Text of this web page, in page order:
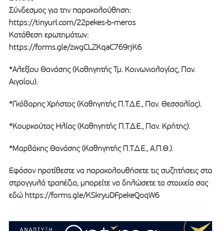
Σύνδεσμος για την παρακολούθηση:
https://tinyurl.com/22pekes-b-meros
Κατάθεση ερωτημάτων:
https://forms.gle/zwgCLZKqaC769rjK6
*Αλεξίου Θανάσης (Καθηγητής Τμ. Κοινωνιολογίας, Παν.
Αιγαίου).
*Γκόβαρης Χρήστος (Καθηγητής Π.Τ.Δ.Ε., Παν. Θεσσαλίας).
*Κουρκούτας Ηλίας (Καθηγητής Π.Τ.Δ.Ε., Παν. Κρήτης).
*Μαρβάκης Θανάσης (Καθηγητής Π.Τ.Δ.Ε., Α.Π.Θ.).
Εφόσον προτίθεστε να παρακολουθήσετε τις συζητήσεις στα
στρογγυλά τραπέζια, μπορείτε να δηλώσετε τα στοιχεία σας
εδώ https://forms.gle/KSkryuDFpekeQoqW6